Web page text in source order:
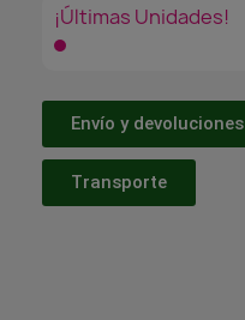
¡Últimas Unidades!
Envío y devoluciones
Transporte